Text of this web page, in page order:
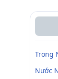
Trong
Nước